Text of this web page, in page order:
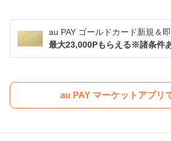
au PAY ゴールドカード新規＆
最大23,000Pもらえる※諸条件
au PAY マーケットアプリ